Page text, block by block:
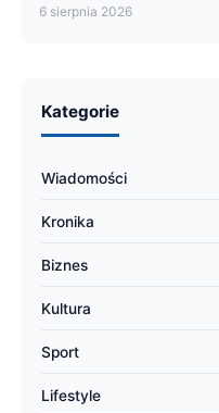
6 sierpnia 2026
Kategorie
Wiadomości
Kronika
Biznes
Kultura
Sport
Lifestyle